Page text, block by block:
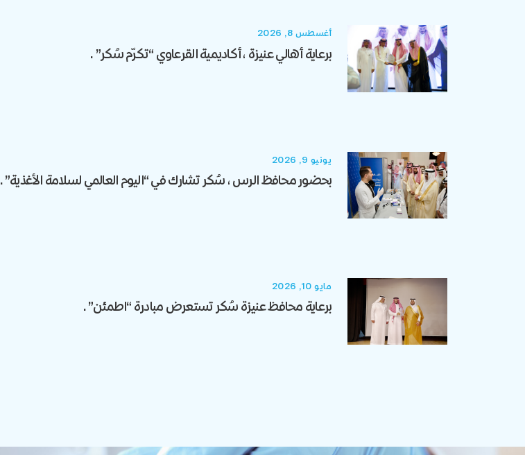
أغسطس 8, 2026
برعاية أهالي عنيزة، أكاديمية القرعاوي “تكرّم سُكر”.
يونيو 9, 2026
بحضور محافظ الرس، سُكر تشارك في “اليوم العالمي لسلامة الأغذية”.
مايو 10, 2026
برعاية محافظ عنيزة سُكر تستعرض مبادرة “اطمئن”.